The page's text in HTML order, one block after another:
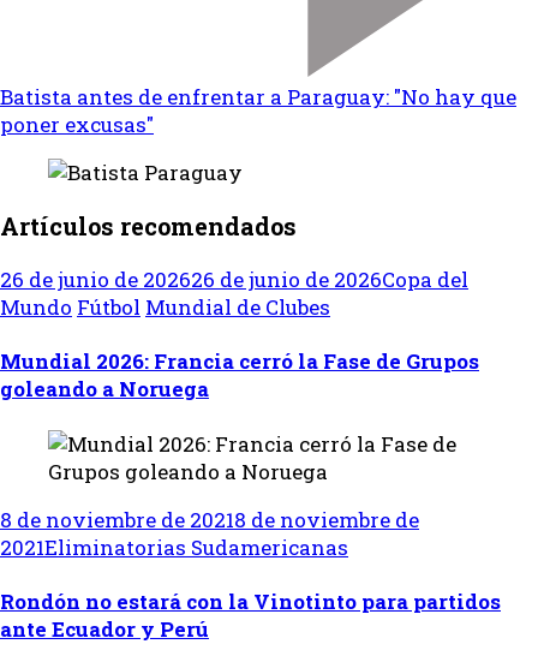
Batista antes de enfrentar a Paraguay: "No hay que
poner excusas"
Artículos recomendados
26 de junio de 202626 de junio de 2026Copa del
Mundo Fútbol Mundial de Clubes
Mundial 2026: Francia cerró la Fase de Grupos
goleando a Noruega
8 de noviembre de 20218 de noviembre de
2021Eliminatorias Sudamericanas
Rondón no estará con la Vinotinto para partidos
ante Ecuador y Perú